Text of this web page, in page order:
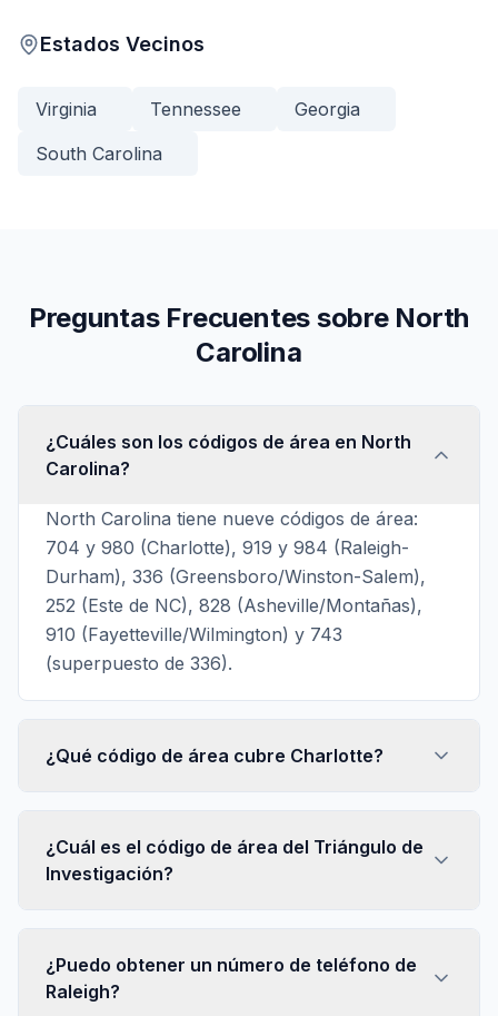
Estados Vecinos
Virginia Tennessee
Georgia
South Carolina
Preguntas Frecuentes sobre North
Carolina
¿Cuáles son los códigos de área en North
Carolina?
North Carolina tiene nueve códigos de área:
704 y 980 (Charlotte), 919 y 984 (Raleigh-
Durham), 336 (Greensboro/Winston-Salem),
252 (Este de NC), 828 (Asheville/Montañas),
910 (Fayetteville/Wilmington) y 743
(superpuesto de 336).
¿Qué código de área cubre Charlotte?
¿Cuál es el código de área del Triángulo de
Investigación?
¿Puedo obtener un número de teléfono de
Raleigh?